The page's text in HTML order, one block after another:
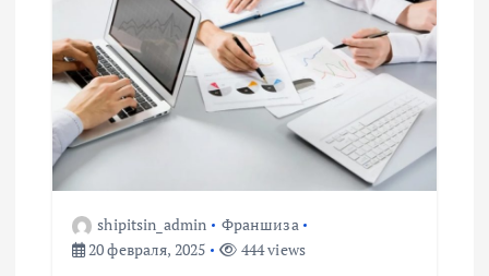
ц
и
я
shipitsin_admin
Франшиза
20 февраля, 2025
444 views